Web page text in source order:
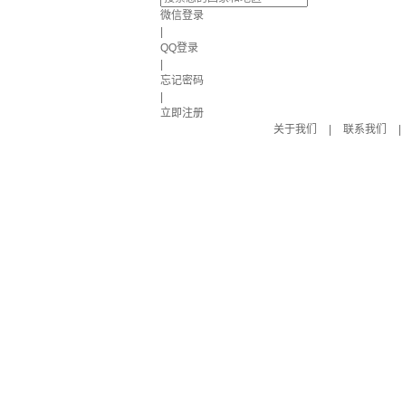
微信登录
QQ登录
忘记密码
立即注册
关于我们
联系我们